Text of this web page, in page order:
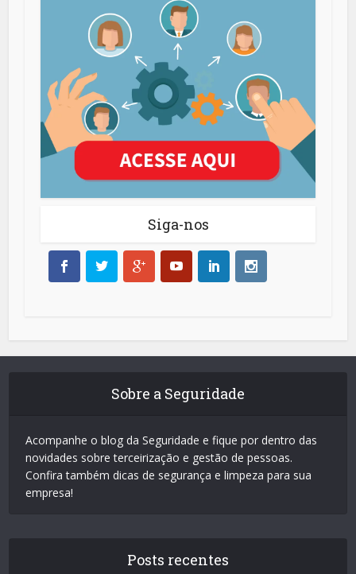
Siga-nos
Sobre a Seguridade
Acompanhe o blog da Seguridade e fique por dentro das
novidades sobre terceirização e gestão de pessoas.
Confira também dicas de segurança e limpeza para sua
empresa!
Posts recentes